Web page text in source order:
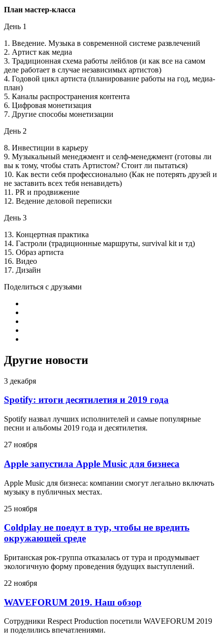
План мастер-класса
День 1
1. Введение. Музыка в современной системе развлечений
2. Артист как медиа
3. Традиционная схема работы лейблов (и как все на самом
деле работает в случае независимых артистов)
4. Годовой цикл артиста (планирование работы на год, медиа-
план)
5. Каналы распространения контента
6. Цифровая монетизация
7. Другие способы монетизации
День 2
8. Инвестиции в карьеру
9. Музыкальный менеджмент и селф-менеджмент (готовы ли
вы к тому, чтобы стать Артистом? Стоит ли пытаться)
10. Как вести себя профессионально (Как не потерять друзей и
не заставить всех тебя ненавидеть)
11. PR и продвижение
12. Ведение деловой переписки
День 3
13. Концертная практика
14. Гастроли (традиционные маршруты, survival kit и тд)
15. Образ артиста
16. Видео
17. Дизайн
Поделиться с друзьями
Другие новости
3 декабря
Spotify: итоги десятилетия и 2019 года
Spotify назвал лучших исполнителей и самые популярные
песни и альбомы 2019 года и десятилетия.
27 ноября
Apple запустила Apple Music для бизнеса
Apple Music для бизнеса: компании смогут легально включать
музыку в публичных местах.
25 ноября
Coldplay не поедут в тур, чтобы не вредить
окружающей среде
Британская рок-группа отказалась от тура и продумывает
экологичную форму проведения будущих выступлений.
22 ноября
WAVEFORUM 2019. Наш обзор
Сотрудники Respect Production посетили WAVEFORUM 2019
и поделились впечатлениями.